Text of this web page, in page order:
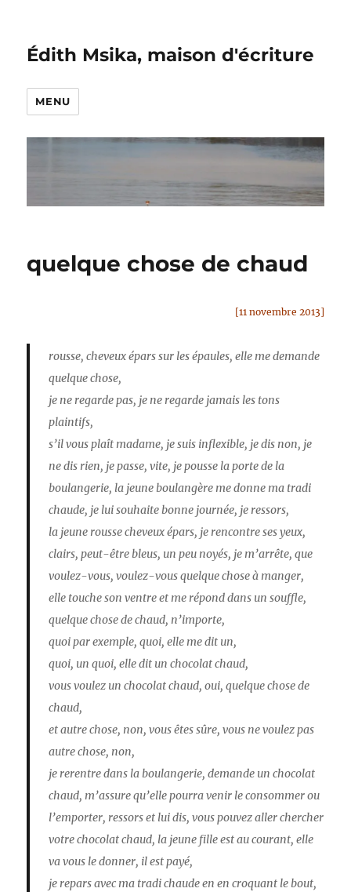
Édith Msika, maison d'écriture
MENU
quelque chose de chaud
[11 novembre 2013]
rousse, cheveux épars sur les épaules, elle me demande
quelque chose,
je ne regarde pas, je ne regarde jamais les tons
plaintifs,
s’il vous plaît madame, je suis inflexible, je dis non, je
ne dis rien, je passe, vite, je pousse la porte de la
boulangerie, la jeune boulangère me donne ma tradi
chaude, je lui souhaite bonne journée, je ressors,
la jeune rousse cheveux épars, je rencontre ses yeux,
clairs, peut-être bleus, un peu noyés, je m’arrête, que
voulez-vous, voulez-vous quelque chose à manger,
elle touche son ventre et me répond dans un souffle,
quelque chose de chaud, n’importe,
quoi par exemple, quoi, elle me dit un,
quoi, un quoi, elle dit un chocolat chaud,
vous voulez un chocolat chaud, oui, quelque chose de
chaud,
et autre chose, non, vous êtes sûre, vous ne voulez pas
autre chose, non,
je rerentre dans la boulangerie, demande un chocolat
chaud, m’assure qu’elle pourra venir le consommer ou
l’emporter, ressors et lui dis, vous pouvez aller chercher
votre chocolat chaud, la jeune fille est au courant, elle
va vous le donner, il est payé,
je repars avec ma tradi chaude en en croquant le bout,